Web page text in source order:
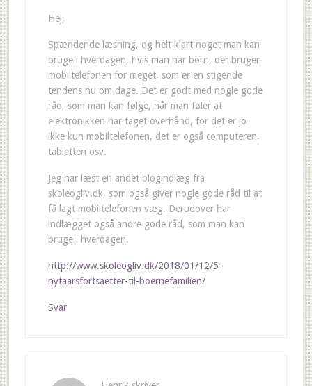
Hej,
Spændende læsning, og helt klart noget man kan
bruge i hverdagen, hvis man har børn, der bruger
mobiltelefonen for meget, som er en stigende
tendens nu om dage. Det er godt med nogle gode
råd, som man kan følge, når man føler at
elektronikken har taget overhånd, for det er jo
ikke kun mobiltelefonen, det er også computeren,
tabletten osv.
Jeg har læst en andet blogindlæg fra
skoleogliv.dk, som også giver nogle gode råd til at
få lagt mobiltelefonen væg. Derudover har
indlægget også andre gode råd, som man kan
bruge i hverdagen.
http://www.skoleogliv.dk/2018/01/12/5-
nytaarsfortsaetter-til-boernefamilien/
Svar